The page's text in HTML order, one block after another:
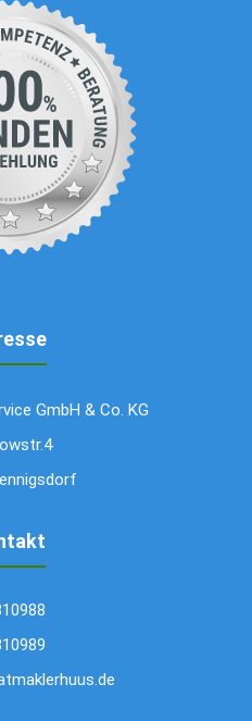
GmbH & Co. KG